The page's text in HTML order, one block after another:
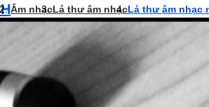
Âm nhạcLá thư âm nhạcLá thư âm nhạc